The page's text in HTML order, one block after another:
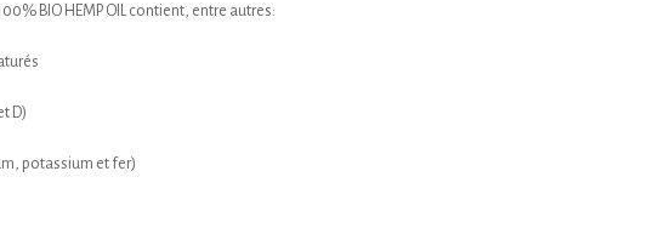
BIO HEMP OIL contient, entre autres:
D)
potassium et fer)